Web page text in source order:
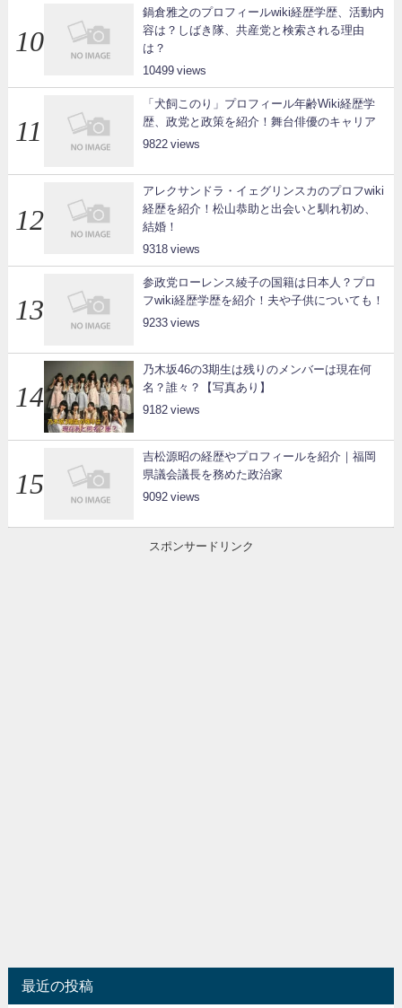
鍋倉雅之のプロフィールwiki経歴学歴、活動内
容は？しばき隊、共産党と検索される理由
は？
10499
「犬飼このり」プロフィール年齢Wiki経歴学
歴、政党と政策を紹介！舞台俳優のキャリア
9822
アレクサンドラ・イェグリンスカのプロフwiki
経歴を紹介！松山恭助と出会いと馴れ初め、
結婚！
9318
参政党ローレンス綾子の国籍は日本人？プロ
フwiki経歴学歴を紹介！夫や子供についても！
9233
乃木坂46の3期生は残りのメンバーは現在何
名？誰々？【写真あり】
9182
吉松源昭の経歴やプロフィールを紹介｜福岡
県議会議長を務めた政治家
9092
スポンサードリンク
最近の投稿